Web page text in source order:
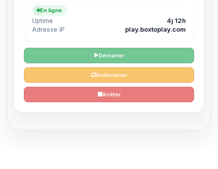
En ligne
Uptime
4j 12h
Adresse IP
play.boxtoplay.com
Démarrer
Redémarrer
Arrêter